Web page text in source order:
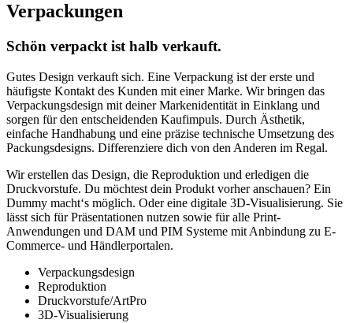
Verpackungen
Schön verpackt ist halb verkauft.
Gutes Design verkauft sich. Eine Verpackung ist der erste und
häufigste Kontakt des Kunden mit einer Marke. Wir bringen das
Verpackungsdesign mit deiner Markenidentität in Einklang und
sorgen für den entscheidenden Kaufimpuls. Durch Ästhetik,
einfache Handhabung und eine präzise technische Umsetzung des
Packungsdesigns. Differenziere dich von den Anderen im Regal.
Wir erstellen das Design, die Reproduktion und erledigen die
Druckvorstufe. Du möchtest dein Produkt vorher anschauen? Ein
Dummy macht‘s möglich. Oder eine digitale 3D-Visualisierung. Sie
lässt sich für Präsentationen nutzen sowie für alle Print-
Anwendungen und DAM und PIM Systeme mit Anbindung zu E-
Commerce- und Händlerportalen.
Verpackungsdesign
Reproduktion
Druckvorstufe/ArtPro
3D-Visualisierung